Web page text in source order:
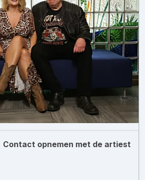
Contact opnemen met de artiest